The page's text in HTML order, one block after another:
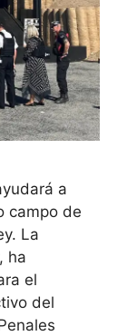
a
campo de
La
ha
el
del